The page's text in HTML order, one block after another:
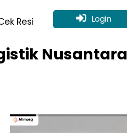
Resi Login
Nusantara